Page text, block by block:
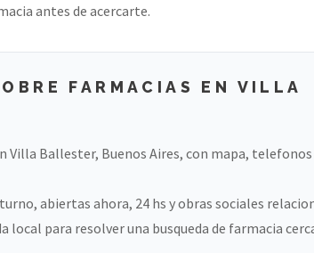
antes de acercarte.
FARMACIAS EN VILLA
Villa Ballester, Buenos Aires, con mapa, telefonos
abiertas ahora, 24 hs y obras sociales
local para resolver una busqueda de farmacia